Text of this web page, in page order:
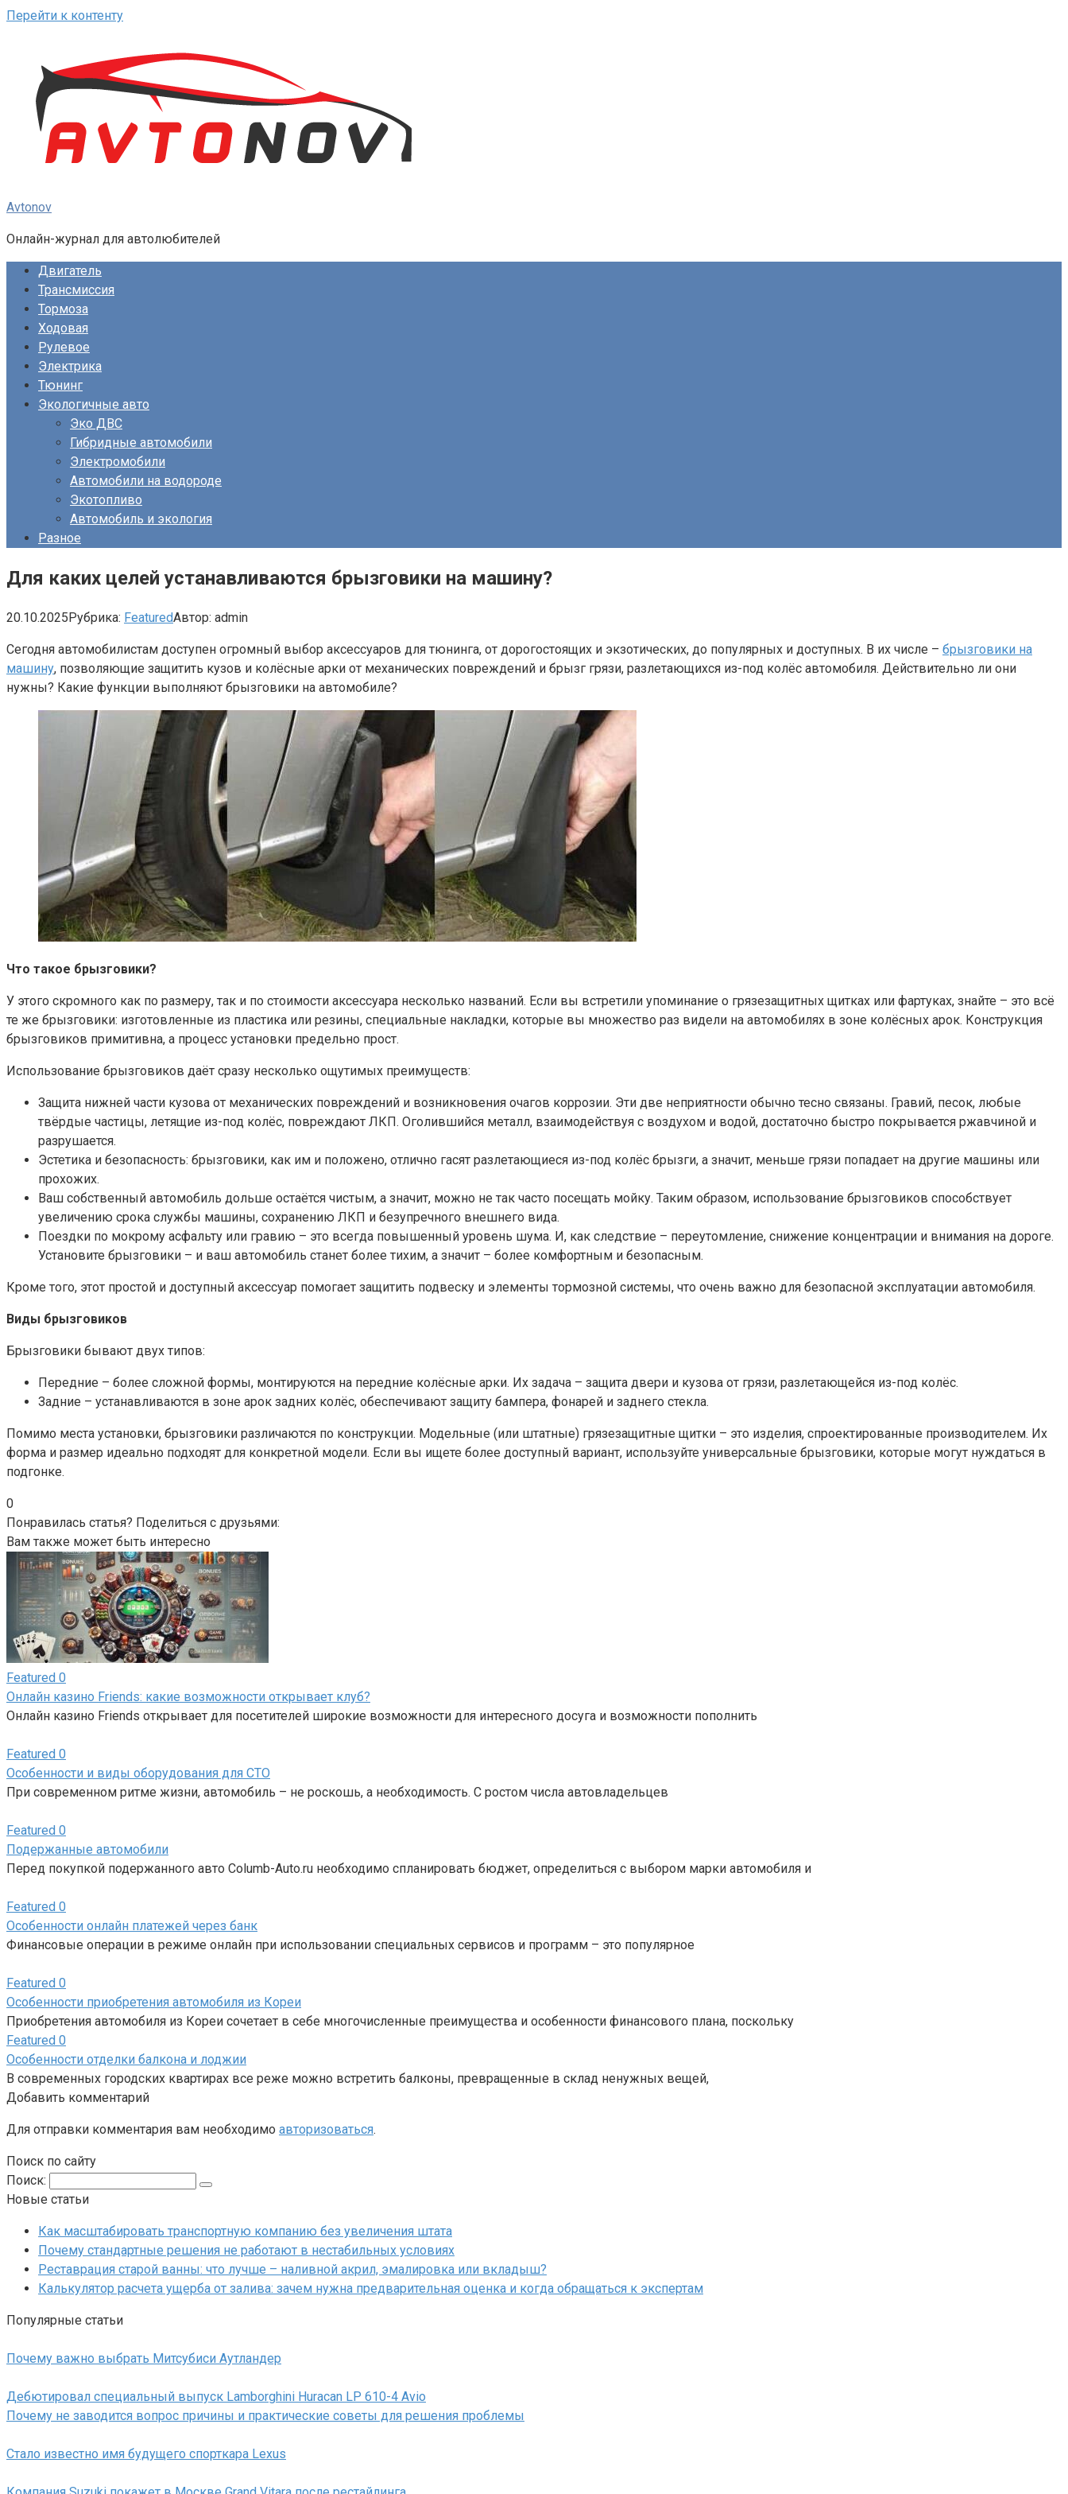
Перейти к контенту
Avtonov
Онлайн-журнал для автолюбителей
Двигатель
Трансмиссия
Тормоза
Ходовая
Рулевое
Электрика
Тюнинг
Экологичные авто
Эко ДВС
Гибридные автомобили
Электромобили
Автомобили на водороде
Экотопливо
Автомобиль и экология
Разное
Для каких целей устанавливаются брызговики на машину?
20.10.2025Рубрика: FeaturedАвтор: admin
Сегодня автомобилистам доступен огромный выбор аксессуаров для тюнинга, от дорогостоящих и экзотических, до популярных и доступных. В их числе – брызговики на
машину, позволяющие защитить кузов и колёсные арки от механических повреждений и брызг грязи, разлетающихся из-под колёс автомобиля. Действительно ли они
нужны? Какие функции выполняют брызговики на автомобиле?
Что такое брызговики?
У этого скромного как по размеру, так и по стоимости аксессуара несколько названий. Если вы встретили упоминание о грязезащитных щитках или фартуках, знайте – это всё
те же брызговики: изготовленные из пластика или резины, специальные накладки, которые вы множество раз видели на автомобилях в зоне колёсных арок. Конструкция
брызговиков примитивна, а процесс установки предельно прост.
Использование брызговиков даёт сразу несколько ощутимых преимуществ:
Защита нижней части кузова от механических повреждений и возникновения очагов коррозии. Эти две неприятности обычно тесно связаны. Гравий, песок, любые
твёрдые частицы, летящие из-под колёс, повреждают ЛКП. Оголившийся металл, взаимодействуя с воздухом и водой, достаточно быстро покрывается ржавчиной и
разрушается.
Эстетика и безопасность: брызговики, как им и положено, отлично гасят разлетающиеся из-под колёс брызги, а значит, меньше грязи попадает на другие машины или
прохожих.
Ваш собственный автомобиль дольше остаётся чистым, а значит, можно не так часто посещать мойку. Таким образом, использование брызговиков способствует
увеличению срока службы машины, сохранению ЛКП и безупречного внешнего вида.
Поездки по мокрому асфальту или гравию – это всегда повышенный уровень шума. И, как следствие – переутомление, снижение концентрации и внимания на дороге.
Установите брызговики – и ваш автомобиль станет более тихим, а значит – более комфортным и безопасным.
Кроме того, этот простой и доступный аксессуар помогает защитить подвеску и элементы тормозной системы, что очень важно для безопасной эксплуатации автомобиля.
Виды брызговиков
Брызговики бывают двух типов:
Передние – более сложной формы, монтируются на передние колёсные арки. Их задача – защита двери и кузова от грязи, разлетающейся из-под колёс.
Задние – устанавливаются в зоне арок задних колёс, обеспечивают защиту бампера, фонарей и заднего стекла.
Помимо места установки, брызговики различаются по конструкции. Модельные (или штатные) грязезащитные щитки – это изделия, спроектированные производителем. Их
форма и размер идеально подходят для конкретной модели. Если вы ищете более доступный вариант, используйте универсальные брызговики, которые могут нуждаться в
подгонке.
0
Понравилась статья? Поделиться с друзьями:
Вам также может быть интересно
Featured 0
Онлайн казино Friends: какие возможности открывает клуб?
Онлайн казино Friends открывает для посетителей широкие возможности для интересного досуга и возможности пополнить
Featured 0
Особенности и виды оборудования для СТО
При современном ритме жизни, автомобиль – не роскошь, а необходимость. С ростом числа автовладельцев
Featured 0
Подержанные автомобили
Перед покупкой подержанного авто Columb-Auto.ru необходимо спланировать бюджет, определиться с выбором марки автомобиля и
Featured 0
Особенности онлайн платежей через банк
Финансовые операции в режиме онлайн при использовании специальных сервисов и программ – это популярное
Featured 0
Особенности приобретения автомобиля из Кореи
Приобретения автомобиля из Кореи сочетает в себе многочисленные преимущества и особенности финансового плана, поскольку
Featured 0
Особенности отделки балкона и лоджии
В современных городских квартирах все реже можно встретить балконы, превращенные в склад ненужных вещей,
Добавить комментарий
Для отправки комментария вам необходимо авторизоваться.
Поиск по сайту
Поиск:
Новые статьи
Как масштабировать транспортную компанию без увеличения штата
Почему стандартные решения не работают в нестабильных условиях
Реставрация старой ванны: что лучше – наливной акрил, эмалировка или вкладыш?
Калькулятор расчета ущерба от залива: зачем нужна предварительная оценка и когда обращаться к экспертам
Популярные статьи
Почему важно выбрать Митсубиси Аутландер
Дебютировал специальный выпуск Lamborghini Huracan LP 610-4 Avio
Почему не заводится вопрос причины и практические советы для решения проблемы
Стало известно имя будущего спорткара Lexus